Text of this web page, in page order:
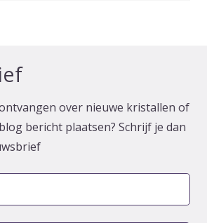
over nieuwe kristallen of
bericht plaatsen? Schrijf je dan